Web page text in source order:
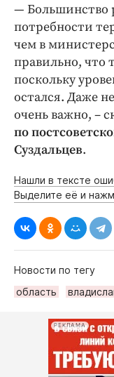
— Большинство
потребности
чем в
правильно, что
поскольку
остался. Даже
очень важно, –
по
Суздальцев.
Нашли в тексте
Выделите её и
Новости по тегу
область
РЕКЛАМА